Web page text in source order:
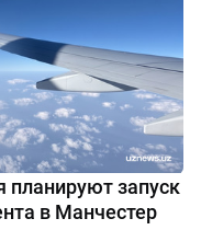
планируют запуск
в Манчестер